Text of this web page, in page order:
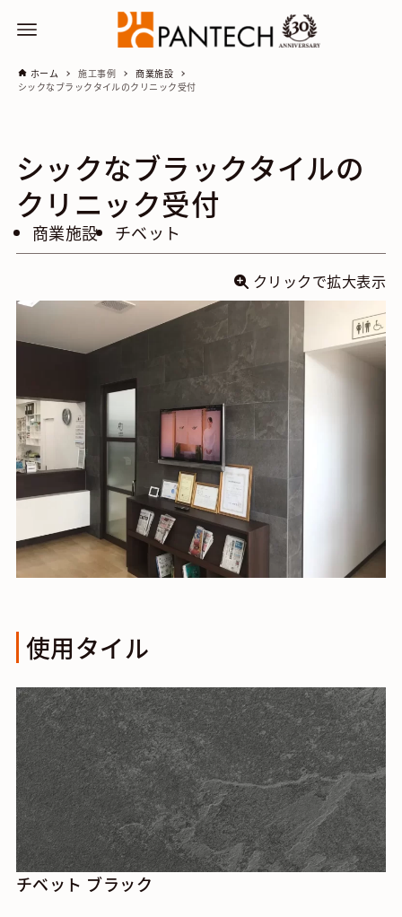
ホーム 施工事例
商業施設
シックなブラックタイルのクリニック受付
シックなブラックタイルの
クリニック受付
商業施設 チベット
クリックで拡大表示
使用タイル
チベット ブラック